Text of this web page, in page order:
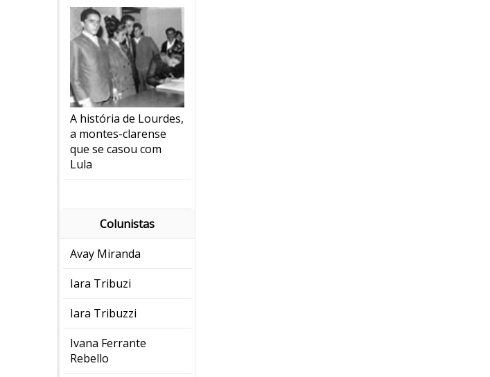
A história de Lourdes,
a montes-clarense
que se casou com
Lula
Colunistas
Avay Miranda
Iara Tribuzi
Iara Tribuzzi
Ivana Ferrante
Rebello